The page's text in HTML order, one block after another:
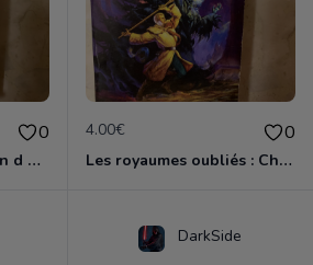
0
Lance dragon : dragon d une nuit d hiver
4.00€ 0
Les royaumes oubliés : Chaos cruel, pentalogie du clerc
DarkSide